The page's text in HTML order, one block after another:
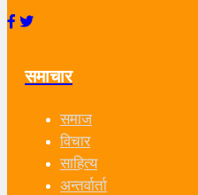
समाचार
समाज
विचार
साहित्य
अन्तर्वार्ता